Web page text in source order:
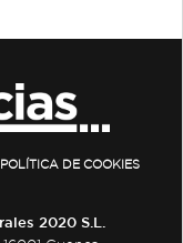
POLÍTICA DE COOKIES
2020 S.L.